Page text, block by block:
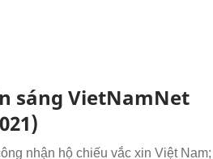
sáng VietNamNet
nhận hộ chiếu vắc xin Việt Nam;